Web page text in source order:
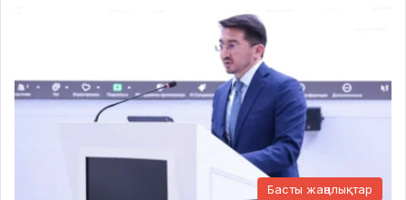
Басты жаңалықтар